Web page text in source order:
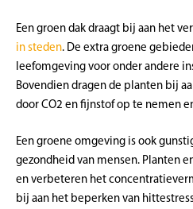
Een groen dak draagt bij aan het
in steden. De extra groene
leefomgeving voor onder andere
Bovendien dragen de planten bij
door CO2 en fijnstof op te nemen
Een groene omgeving is ook
gezondheid van mensen. Planten
en verbeteren het
bij aan het beperken van